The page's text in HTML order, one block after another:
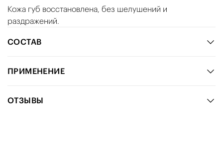
Кожа губ восстановлена, без шелушений и
раздражений.
СОСТАВ
ПРИМЕНЕНИЕ
ОТЗЫВЫ